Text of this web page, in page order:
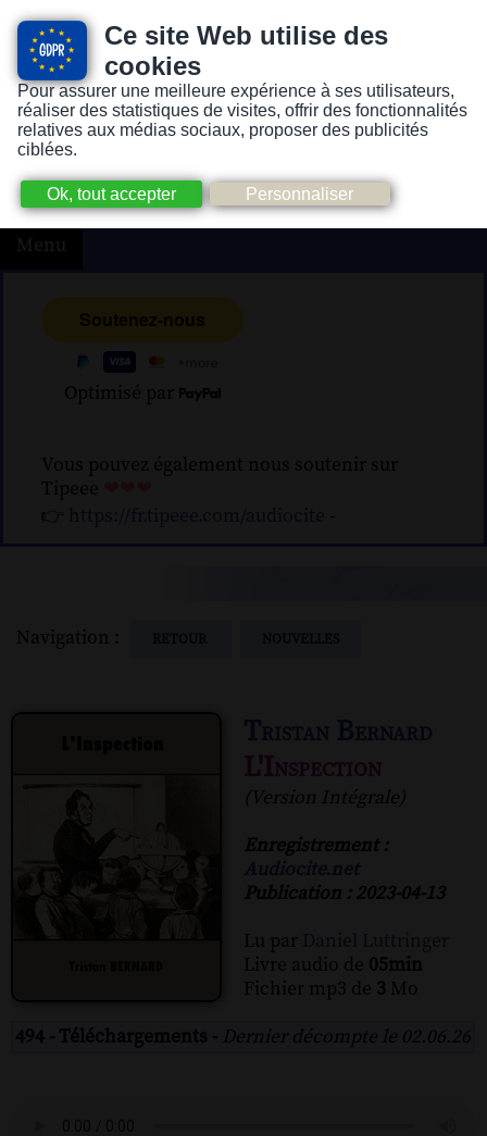
Ce site Web utilise des
cookies
Pour assurer une meilleure expérience à ses utilisateurs,
réaliser des statistiques de visites, offrir des fonctionnalités
relatives aux médias sociaux, proposer des publicités
ciblées.
Version pour personnes mal-voyantes ou non-voyantes
Menu
Optimisé par
Vous pouvez également nous soutenir sur
Tipeee
👉
-
Navigation :
L'Inspection
(Version Intégrale)
Enregistrement :
Publication : 2023-04-13
Lu par
Livre audio de 05min
Fichier mp3 de 3 Mo
494 - Téléchargements - Dernier décompte le 02.06.26